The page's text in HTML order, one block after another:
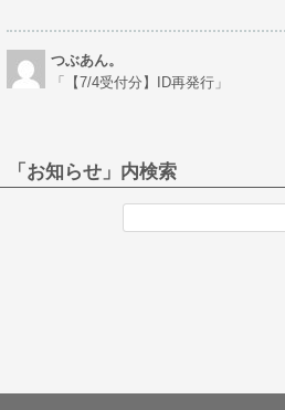
つぶあん。
「
【7/4受付分】ID再発行 」
「お知らせ」内検索